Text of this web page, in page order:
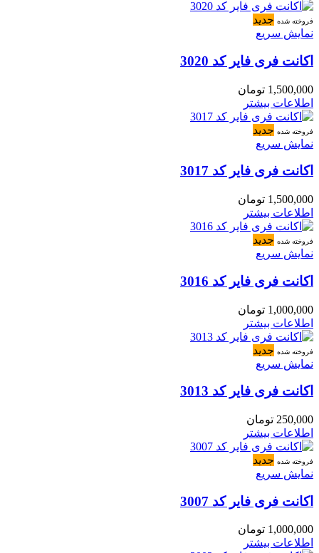
فروخته شده جدید
نمایش سریع
اکانت فری فایر کد 3020
1,500,000 تومان
اطلاعات بیشتر
فروخته شده جدید
نمایش سریع
اکانت فری فایر کد 3017
1,500,000 تومان
اطلاعات بیشتر
فروخته شده جدید
نمایش سریع
اکانت فری فایر کد 3016
1,000,000 تومان
اطلاعات بیشتر
فروخته شده جدید
نمایش سریع
اکانت فری فایر کد 3013
250,000 تومان
اطلاعات بیشتر
فروخته شده جدید
نمایش سریع
اکانت فری فایر کد 3007
1,000,000 تومان
اطلاعات بیشتر